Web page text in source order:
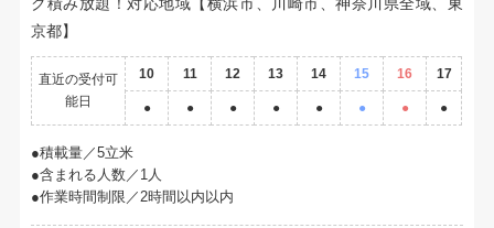
ク積み放題！対応地域【横浜市、川崎市、神奈川県全域、東
京都】
直近の受付可
能日
10 11 12 13 14 15 16 17
● ● ● ● ● ● ● ●
積載量／5立米
含まれる人数／1人
作業時間制限／2時間以内以内